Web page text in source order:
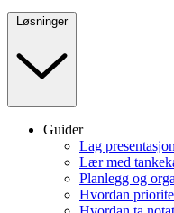
Løsninger
Guider
Lag
Lær med
Planlegg og
Hvordan